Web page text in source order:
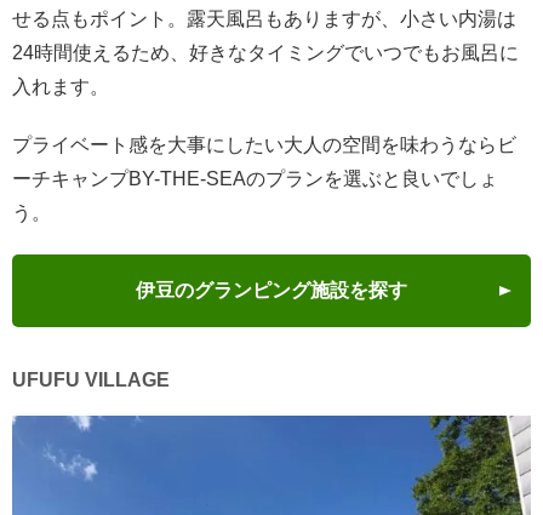
せる点もポイント。露天風呂もありますが、小さい内湯は
24時間使えるため、好きなタイミングでいつでもお風呂に
入れます。
プライベート感を大事にしたい大人の空間を味わうならビ
ーチキャンプBY-THE-SEAのプランを選ぶと良いでしょ
う。
伊豆のグランピング施設を探す
UFUFU VILLAGE